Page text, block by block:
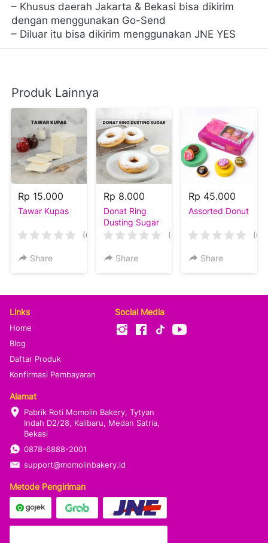
– Khusus daerah Jakarta & Bekasi bisa dikirim
dengan menggunakan Go-Send
– Diluar itu bisa dikirim menggunakan JNE YES
Produk Lainnya
Rp 15.000
Tawar Kupas
(0)
Share
Rp 8.000
Donat Ring
Dusting Sugar
(0)
Share
Rp 45.000
Assorted Donut
(0)
Share
Links
Home
Blog
Daftar Produk
Konfirmasi Pembayaran
Social Media
Alamat
Pabrik Roti Momolin Bakery, Tytyan
Indah D2/28, Kalibaru, Medan Satria,
Bekasi
0878-6888-2001
support@momolinbakery.id
Metode Pengiriman